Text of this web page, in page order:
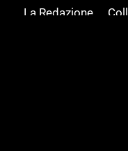
La Redazione